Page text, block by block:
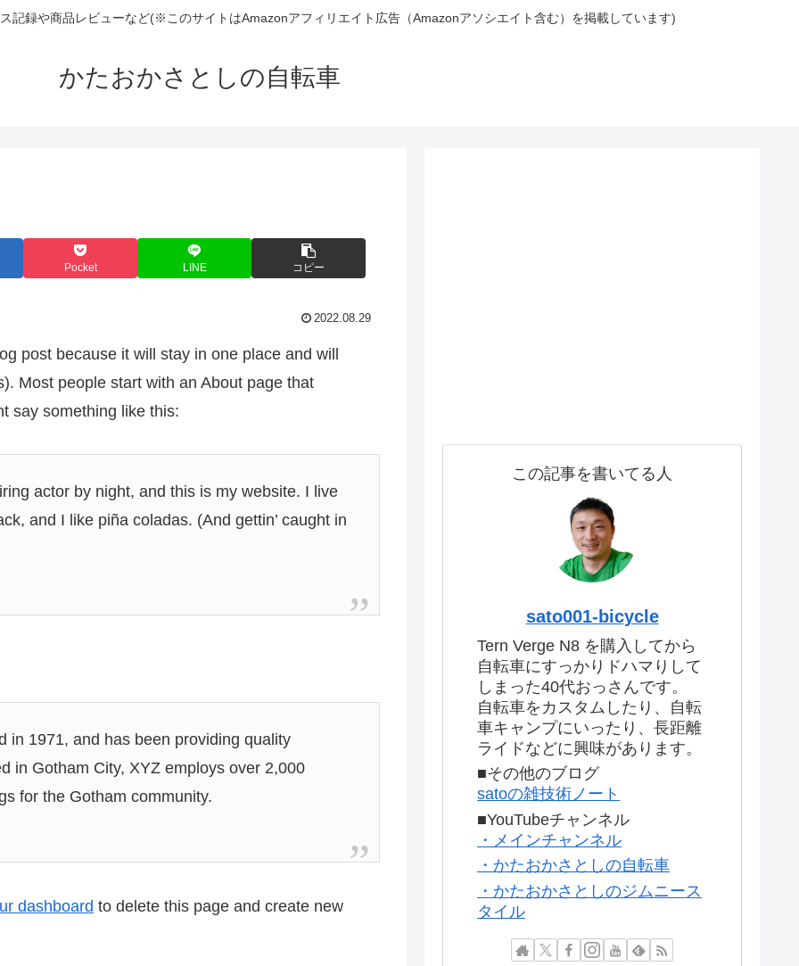
記録や商品レビューなど(※このサイトはAmazonアフィリエイト広告（Amazonアソシエイト含む）を掲載しています)
かたおかさとしの自転車
Pocket LINE コピー
2022.08.29
post because it will stay in one place and will
Most people start with an About page that
say something like this:
actor by night, and this is my website. I live
and I like piña coladas. (And gettin’ caught in
in 1971, and has been providing quality
in Gotham City, XYZ employs over 2,000
for the Gotham community.
dashboard to delete this page and create new
この記事を書いてる人
sato001-bicycle
Tern Verge N8 を購入してから
自転車にすっかりドハマりして
しまった40代おっさんです。
自転車をカスタムしたり、自転
車キャンプにいったり、長距離
ライドなどに興味があります。
■その他のブログ
satoの雑技術ノート
■YouTubeチャンネル
・メインチャンネル
・かたおかさとしの自転車
・かたおかさとしのジムニース
タイル